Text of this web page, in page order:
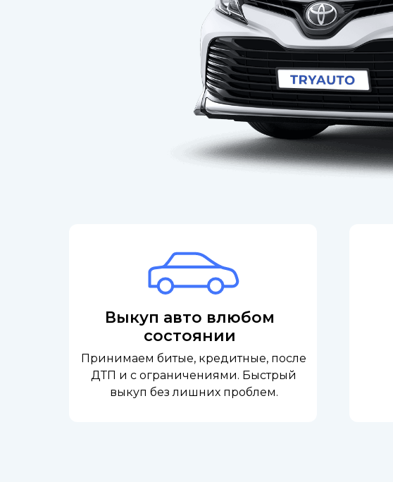
Выкуп авто влюбом
состоянии
Принимаем битые, кредитные, после
ДТП и с ограничениями. Быстрый
выкуп без лишних проблем.